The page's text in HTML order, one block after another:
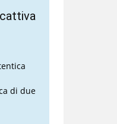
di due